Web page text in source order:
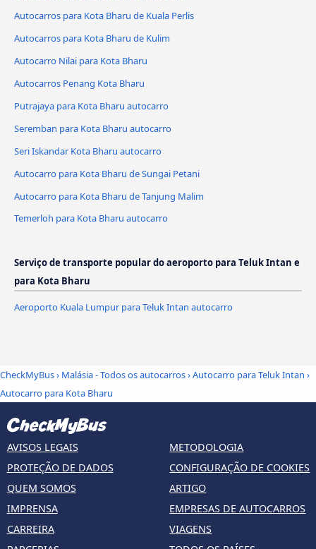
Autocarros para Kota Bharu de Kuala Perlis
Autocarros para Kota Bharu de Kulim
Autocarro Nilai para Kota Bharu
Autocarros Penang Kota Bharu
Putrajaya para Kota Bharu autocarro
Seremban para Kota Bharu autocarro
Seri Iskandar Kota Bharu autocarro
Autocarro para Kota Bharu de Sungai Petani
Autocarro para Kota Bharu de Tanjung Malim
Temerloh para Kota Bharu autocarro
Serviço de transporte popular do aeroporto para Teluk Intan e
para Kota Bharu
Aeroporto Kuala Lumpur para Teluk Intan autocarro
CheckMyBus› Malásia - Todos os autocarros›Autocarro para Teluk Intan ›
Autocarro para Kota Bharu
AVISOS LEGAIS
PROTEÇÃO DE DADOS
QUEM SOMOS
IMPRENSA
CARREIRA
METODOLOGIA
CONFIGURAÇÃO DE COOKIES
ARTIGO
EMPRESAS DE AUTOCARROS
VIAGENS